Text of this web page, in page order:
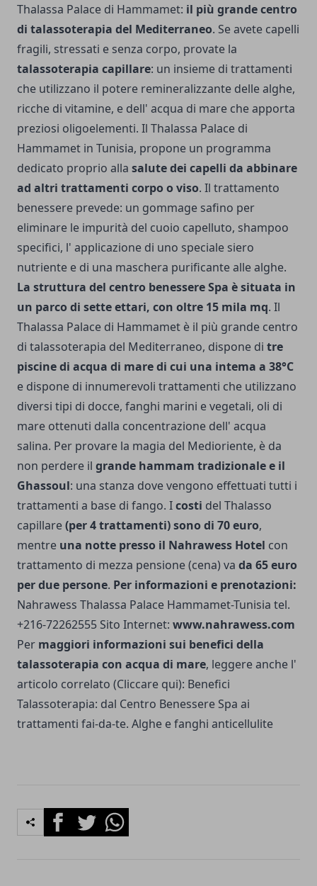
Thalassa Palace di Hammamet: il più grande centro
di talassoterapia del Mediterraneo. Se avete capelli
fragili, stressati e senza corpo, provate la
talassoterapia capillare: un insieme di trattamenti
che utilizzano il potere remineralizzante delle alghe,
ricche di vitamine, e dell' acqua di mare che apporta
preziosi oligoelementi. Il Thalassa Palace di
Hammamet in Tunisia, propone un programma
dedicato proprio alla salute dei capelli da abbinare
ad altri trattamenti corpo o viso. Il trattamento
benessere prevede: un gommage safino per
eliminare le impurità del cuoio capelluto, shampoo
specifici, l' applicazione di uno speciale siero
nutriente e di una maschera purificante alle alghe.
La struttura del centro benessere Spa è situata in
un parco di sette ettari, con oltre 15 mila mq. Il
Thalassa Palace di Hammamet è il più grande centro
di talassoterapia del Mediterraneo, dispone di tre
piscine di acqua di mare di cui una intema a 38°C
e dispone di innumerevoli trattamenti che utilizzano
diversi tipi di docce, fanghi marini e vegetali, oli di
mare ottenuti dalla concentrazione dell' acqua
salina. Per provare la magia del Medioriente, è da
non perdere il grande hammam tradizionale e il
Ghassoul: una stanza dove vengono effettuati tutti i
trattamenti a base di fango. Icosti del Thalasso
capillare(per 4 trattamenti) sono di 70 euro,
mentre una notte presso il Nahrawess Hotel con
trattamento di mezza pensione (cena) va da 65 euro
per due persone. Per informazioni e prenotazioni:
Nahrawess Thalassa Palace Hammamet-Tunisia tel.
+216-72262555 Sito Internet: www.nahrawess.com
Per maggiori informazioni sui benefici della
talassoterapia con acqua di mare, leggere anche l'
articolo correlato (Cliccare qui): Benefici
Talassoterapia: dal Centro Benessere Spa ai
trattamenti fai-da-te. Alghe e fanghi anticellulite
FacebookTwitterWhatsapp